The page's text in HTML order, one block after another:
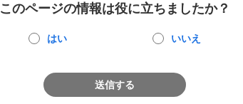
このページの情報は役に立ちましたか？
はい いいえ
送信する